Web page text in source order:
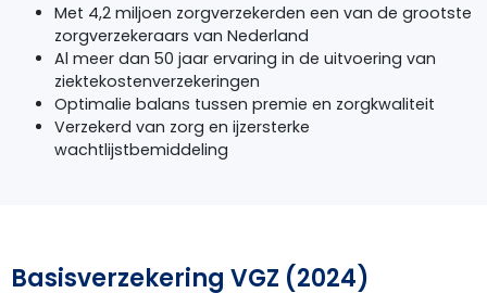
Met 4,2 miljoen zorgverzekerden een van de grootste
zorgverzekeraars van Nederland
Al meer dan 50 jaar ervaring in de uitvoering van
ziektekostenverzekeringen
Optimalie balans tussen premie en zorgkwaliteit
Verzekerd van zorg en ijzersterke
wachtlijstbemiddeling
Basisverzekering VGZ (2024)